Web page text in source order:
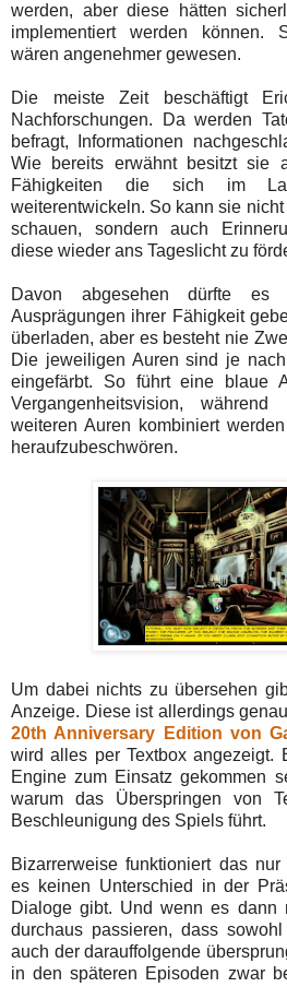
werden, aber diese hätten
implementiert werden können.
wären angenehmer gewesen.
Die meiste Zeit beschäftigt
Nachforschungen. Da werden
befragt, Informationen
Wie bereits erwähnt besitzt sie
Fähigkeiten die sich im
weiterentwickeln. So kann sie
schauen, sondern auch
diese wieder ans Tageslicht zu
Davon abgesehen dürfte
Ausprägungen ihrer Fähigkeit
überladen, aber es besteht nie
Die jeweiligen Auren sind je
eingefärbt. So führt eine blaue
Vergangenheitsvision,
weiteren Auren kombiniert
heraufzubeschwören.
Um dabei nichts zu übersehen
Anzeige. Diese ist allerdings
20th Anniversary Edition von
wird alles per Textbox angezeigt.
Engine zum Einsatz gekommen
warum das Überspringen von
Beschleunigung des Spiels führt.
Bizarrerweise funktioniert das
es keinen Unterschied in der
Dialoge gibt. Und wenn es dann
durchaus passieren, dass
auch der darauffolgende
in den späteren Episoden zwar